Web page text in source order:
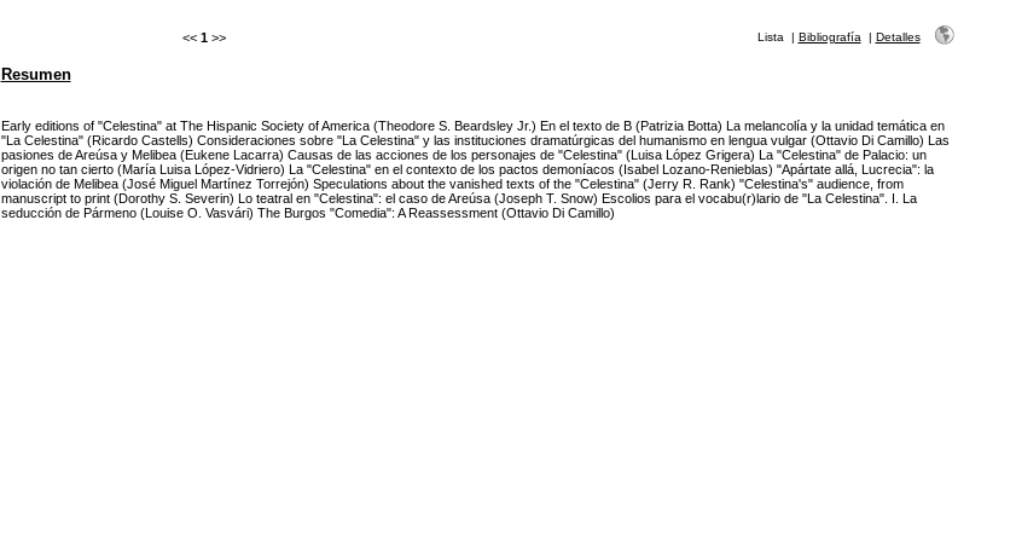
<< 1 >> Lista | Bibliografía | Detalles
Resumen
Early editions of "Celestina" at The Hispanic Society of America (Theodore S. Beardsley Jr.) En el texto de B (Patrizia Botta) La melancolía y la unidad temática en
"La Celestina" (Ricardo Castells) Consideraciones sobre "La Celestina" y las instituciones dramatúrgicas del humanismo en lengua vulgar (Ottavio Di Camillo) Las
pasiones de Areúsa y Melibea (Eukene Lacarra) Causas de las acciones de los personajes de "Celestina" (Luisa López Grigera) La "Celestina" de Palacio: un
origen no tan cierto (María Luisa López-Vidriero) La "Celestina" en el contexto de los pactos demoníacos (Isabel Lozano-Renieblas) "Apártate allá, Lucrecia": la
violación de Melibea (José Miguel Martínez Torrejón) Speculations about the vanished texts of the "Celestina" (Jerry R. Rank) "Celestina's" audience, from
manuscript to print (Dorothy S. Severin) Lo teatral en "Celestina": el caso de Areúsa (Joseph T. Snow) Escolios para el vocabu(r)lario de "La Celestina". I. La
seducción de Pármeno (Louise O. Vasvári) The Burgos "Comedia": A Reassessment (Ottavio Di Camillo)